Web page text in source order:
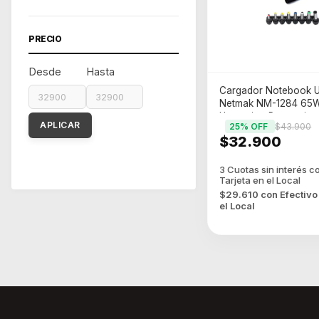
PRECIO
Desde Hasta
APLICAR
Cargador Notebook
Netmak NM-1284
Utomatico Proteccion
Temperatura
$32.900
$43.900
25% OFF
$29.610 con Efectivo
el Local